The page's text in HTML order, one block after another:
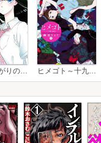
恋は雨上がりのように ヒメゴト～十九歳の制服～